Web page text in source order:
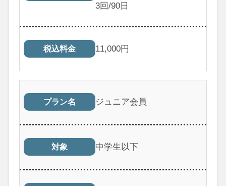
3回/90日
税込料金 11,000円
プラン名 ジュニア会員
対象 中学生以下